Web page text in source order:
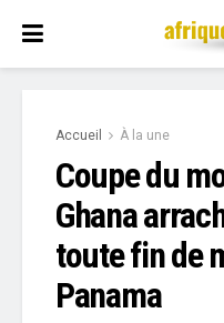
Accueil À la une
Coupe du
Ghana
toute fin de
Panama